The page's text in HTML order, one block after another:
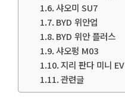
샤오미 SU7
BYD 위안업
BYD 위안 플러스
샤오펑 M03
지리 판다 미니 EV
관련글